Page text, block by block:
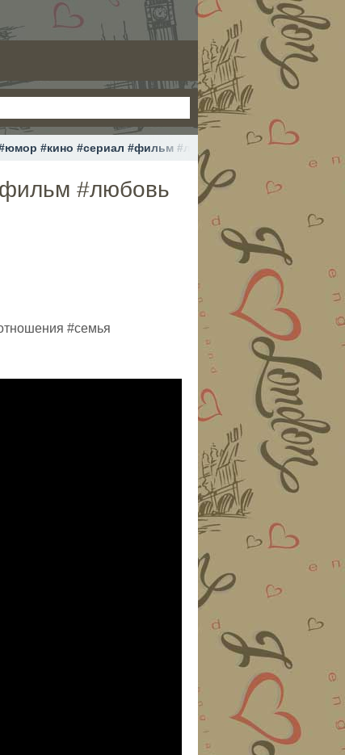
#кино #сериал #фильм #любовь #переезд
#любовь